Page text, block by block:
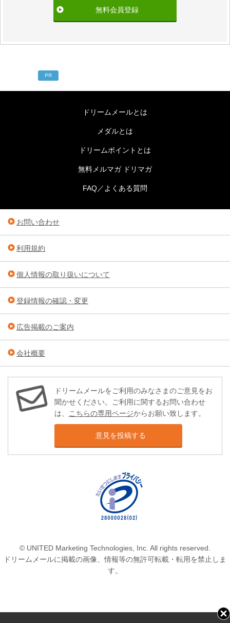
無料会員登録
PR
ドリームメールとは
メダルとは
ドリームポイントとは
無料メルマガ ドリマガ
FAQ／よくある質問
お問い合わせ
利用規約
個人情報の取り扱いについて
登録情報の確認・変更
広告掲載のご案内
会社概要
ドリームメールをご利用のみなさまのご意見をお
聞かせください。ご利用に関するお問い合わせ
は、 こちらの専用ページからお願い致します。
意見を投稿する
© UNITED Marketing Technologies, Inc. All rights reserved.
ドリームメールに掲載の画像、情報等の無許可転載・転用を禁止しま
す。